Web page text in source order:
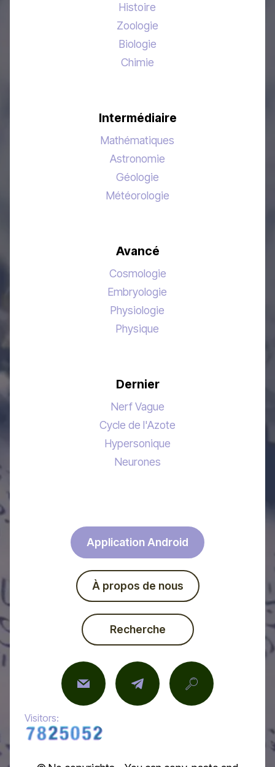
Histoire
Zoologie
Biologie
Chimie
Intermédiaire
Mathématiques
Astronomie
Géologie
Météorologie
Avancé
Cosmologie
Embryologie
Physiologie
Physique
Dernier
Nerf Vague
Cycle de l'Azote
Hypersonique
Neurones
Application Android
À propos de nous
Recherche
Visitors: